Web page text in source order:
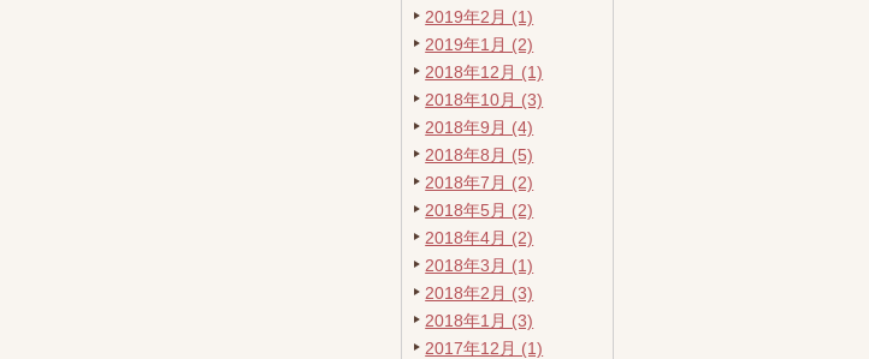
2019年2月 (1)
2019年1月 (2)
2018年12月 (1)
2018年10月 (3)
2018年9月 (4)
2018年8月 (5)
2018年7月 (2)
2018年5月 (2)
2018年4月 (2)
2018年3月 (1)
2018年2月 (3)
2018年1月 (3)
2017年12月 (1)